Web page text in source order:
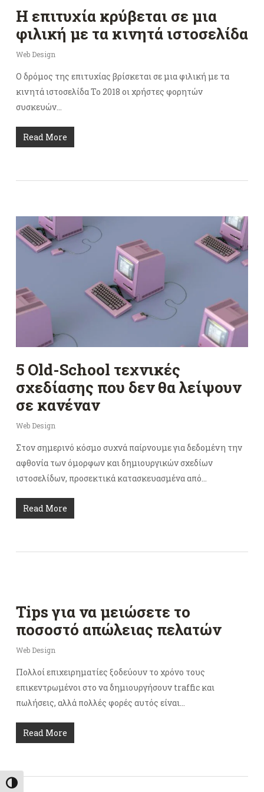
Εναλλαγή Υψηλής Αντίθεσης
Η επιτυχία κρύβεται σε μια
φιλική με τα κινητά ιστοσελίδα
Web Design
Ο δρόμος της επιτυχίας βρίσκεται σε μια φιλική με τα
κινητά ιστοσελίδα Το 2018 οι χρήστες φορητών
συσκευών…
Read More
5 Old-School τεχνικές
σχεδίασης που δεν θα λείψουν
σε κανέναν
Web Design
Στον σημερινό κόσμο συχνά παίρνουμε για δεδομένη την
αφθονία των όμορφων και δημιουργικών σχεδίων
ιστοσελίδων, προσεκτικά κατασκευασμένα από…
Read More
Tips για να μειώσετε το
ποσοστό απώλειας πελατών
Web Design
Πολλοί επιχειρηματίες ξοδεύουν το χρόνο τους
επικεντρωμένοι στο να δημιουργήσουν traffic και
πωλήσεις, αλλά πολλές φορές αυτός είναι…
Read More